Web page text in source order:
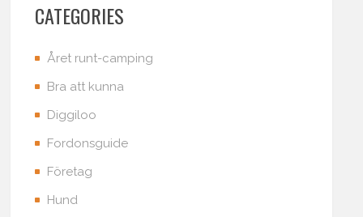
CATEGORIES
Året runt-camping
Bra att kunna
Diggiloo
Fordonsguide
Företag
Hund